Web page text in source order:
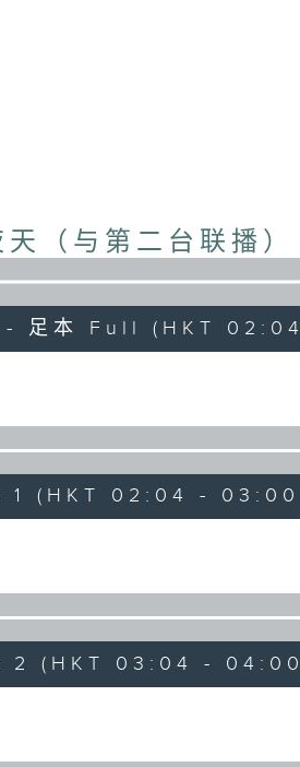
（与第二台联播）
足本 Full (HKT
1 (HKT 02:04 -
2 (HKT 03:04 -